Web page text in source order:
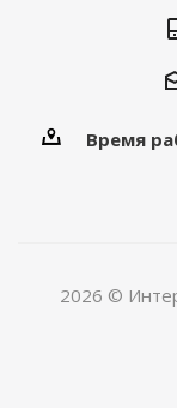
Время
2026 ©